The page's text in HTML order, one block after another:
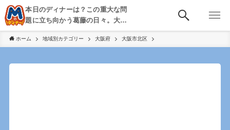
本日のディナーは？この重大な問
題に立ち向かう葛藤の日々。大
阪・京都・神戸を中心とした食べ
歩き、飲み歩きを綴る。
ホーム 地域別カテゴリー 大阪府 大阪市北区